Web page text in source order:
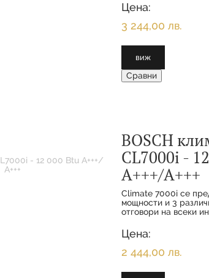
интелигентното
клиенти се
максимално удобство
Цена:
3 244,00 лв.
виж
Сравни
BOSCH
CL7000i -
А+++/А+++
Climate 7000i се
мощности и 3
отговори на всеки
интелигентното
клиенти се
максимално удобство
Цена:
2 444,00 лв.